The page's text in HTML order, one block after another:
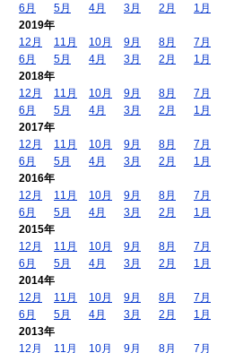
6月
5月 4月 3月 2月
1月
2019年
12月
11月 10月 9月 8月
7月
6月
5月 4月 3月 2月
1月
2018年
12月
11月 10月 9月 8月
7月
6月
5月 4月 3月 2月
1月
2017年
12月
11月 10月 9月 8月
7月
6月
5月 4月 3月 2月
1月
2016年
12月
11月 10月 9月 8月
7月
6月
5月 4月 3月 2月
1月
2015年
12月
11月 10月 9月 8月
7月
6月
5月 4月 3月 2月
1月
2014年
12月
11月 10月 9月 8月
7月
6月
5月 4月 3月 2月
1月
2013年
12月
11月 10月 9月 8月 7月